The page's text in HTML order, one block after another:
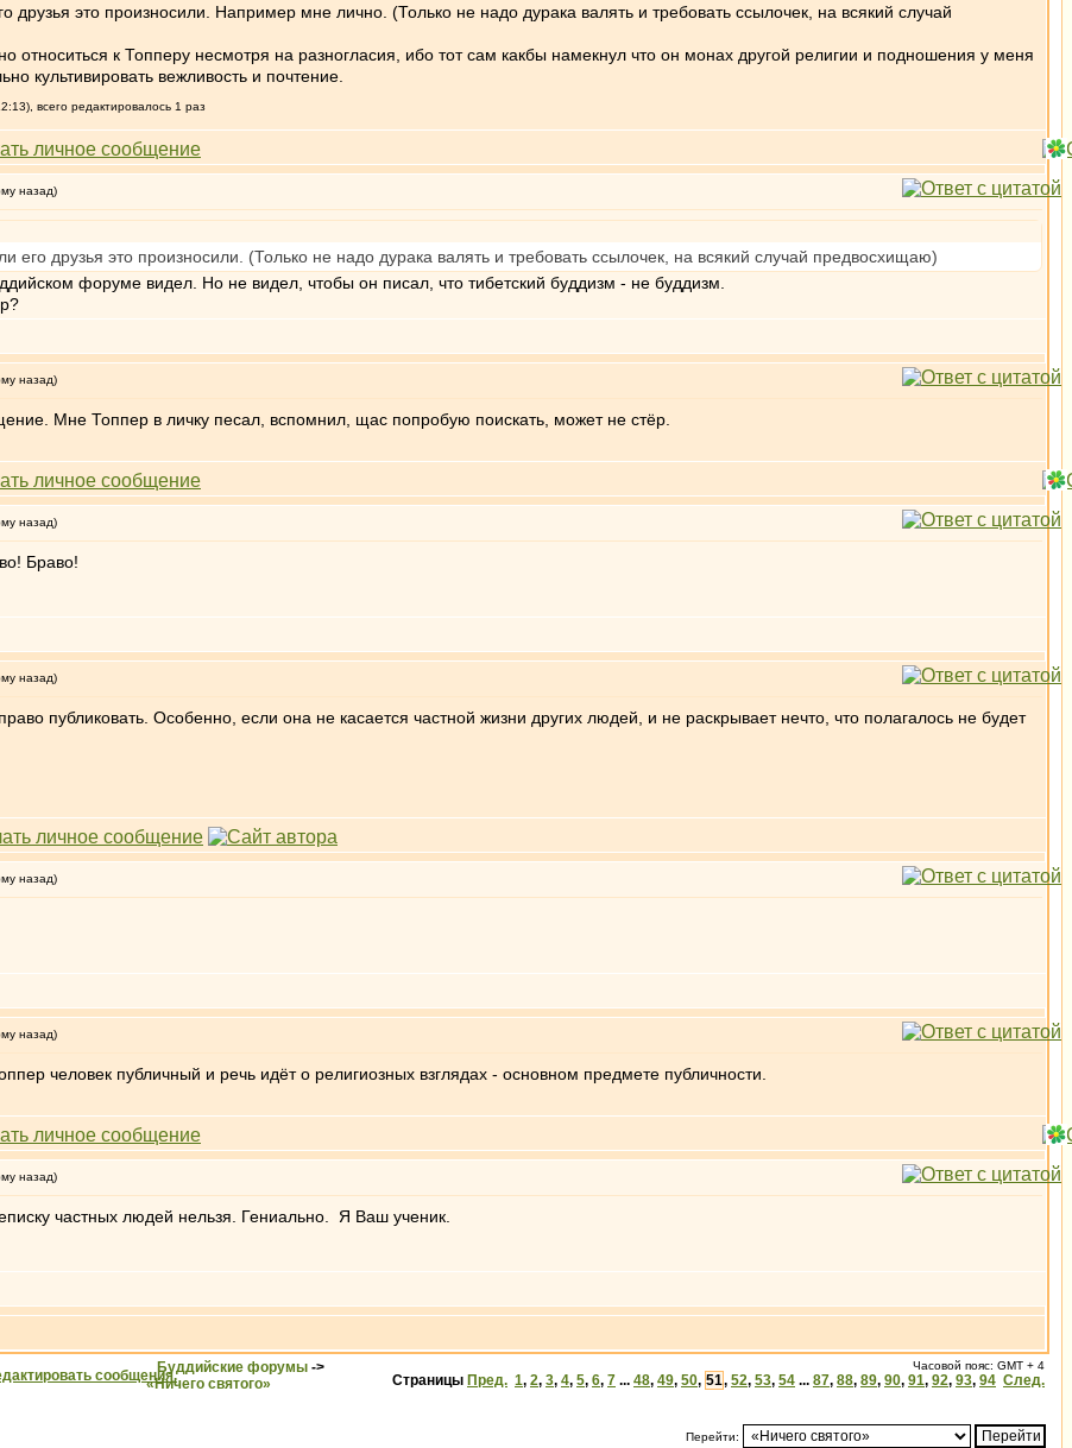
друзья это произносили. Например мне лично. (Только не надо дурака валять и требовать ссылочек, на всякий случай
относиться к Топперу несмотря на разногласия, ибо тот сам какбы намекнул что он монах другой религии и подношения у меня
культивировать вежливость и почтение.
всего редактировалось 1 раз
назад)
его друзья это произносили. (Только не надо дурака валять и требовать ссылочек, на всякий случай предвосхищаю)
форуме видел. Но не видел, чтобы он писал, что тибетский буддизм - не буддизм.
назад)
Мне Топпер в личку песал, вспомнил, щас попробую поискать, может не стёр.
назад)
Браво!
назад)
публиковать. Особенно, если она не касается частной жизни других людей, и не раскрывает нечто, что полагалось не будет
назад)
назад)
человек публичный и речь идёт о религиозных взглядах - основном предмете публичности.
назад)
частных людей нельзя. Гениально. Я Ваш ученик.
Буддийские форумы ->
«Ничего святого»
Часовой пояс: GMT + 4
Страницы Пред. 1, 2, 3, 4, 5, 6, 7 ... 48, 49, 50, 51, 52, 53, 54 ... 87, 88, 89, 90, 91, 92, 93, 94 След.
Перейти: